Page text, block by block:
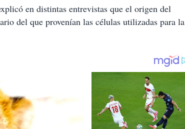
en distintas entrevistas que el origen del
del que provenían las células utilizadas para la